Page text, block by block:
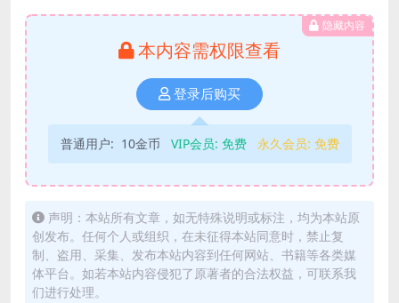
隐藏内容
本内容需权限查看
登录后购买
普通用户: 10金币 VIP会员: 免费 永久会员: 免费
声明：本站所有文章，如无特殊说明或标注，均为本站原
创发布。任何个人或组织，在未征得本站同意时，禁止复
制、盗用、采集、发布本站内容到任何网站、书籍等各类媒
体平台。如若本站内容侵犯了原著者的合法权益，可联系我
们进行处理。